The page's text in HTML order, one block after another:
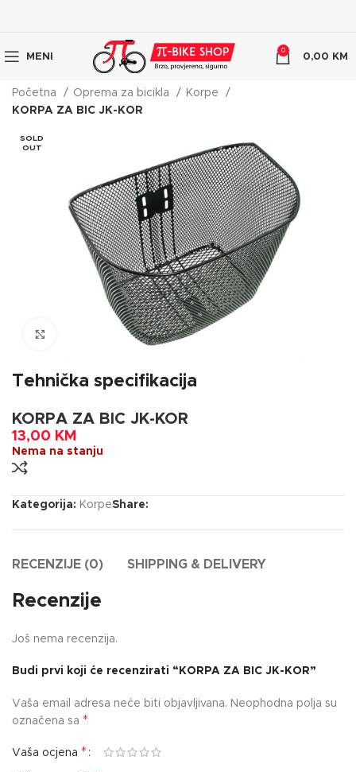
MENI
0
0,00 KM
Početna Oprema za bicikla
Korpe
KORPA ZA BIC JK-KOR
SOLD
OUT
Click to enlarge
Tehnička specifikacija
KORPA ZA BIC JK-KOR
13,00 KM
Nema na stanju
Kategorija: KorpeShare:
RECENZIJE (0) SHIPPING & DELIVERY
Recenzije
Još nema recenzija.
Budi prvi koji će recenzirati “KORPA ZA BIC JK-KOR”
Vaša email adresa neće biti objavljivana. Neophodna polja su
označena sa *
Vaša ocjena *